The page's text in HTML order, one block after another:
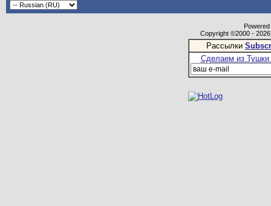
Copyright ©2000 -
Рассылки
Сделаем из Тушки